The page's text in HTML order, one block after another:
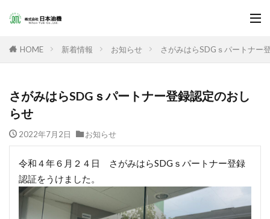
HOME 新着情報 お知らせ さがみはらSDGｓパートナー
さがみはらSDGｓパートナー登録認定のおし
らせ
2022年7月2日 お知らせ
令和４年６月２４日 さがみはらSDGｓパートナー登録
認証をうけました。